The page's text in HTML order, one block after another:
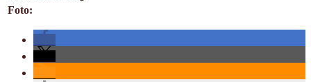
Foto: